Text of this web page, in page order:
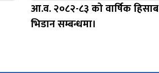
आ.व. २०८२-८३ को वार्षिक हिसाब
भिडान सम्बन्धमा।